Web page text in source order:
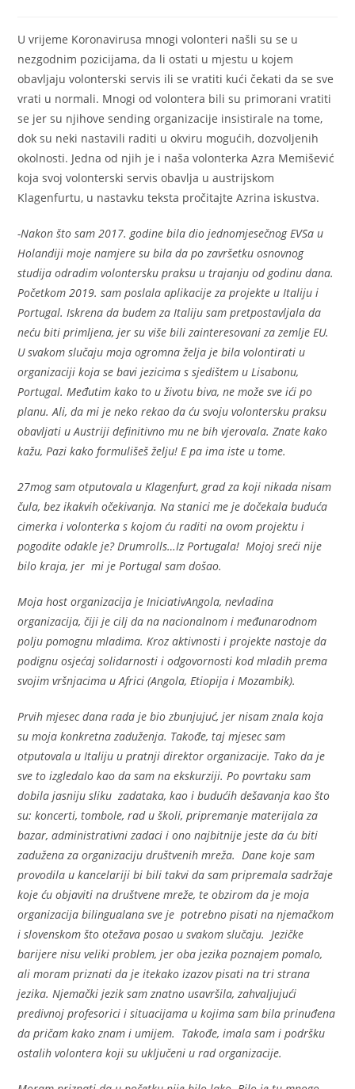
U vrijeme Koronavirusa mnogi volonteri našli su se u
nezgodnim pozicijama, da li ostati u mjestu u kojem
obavljaju volonterski servis ili se vratiti kući čekati da se sve
vrati u normali. Mnogi od volontera bili su primorani vratiti
se jer su njihove sending organizacije insistirale na tome,
dok su neki nastavili raditi u okviru mogućih, dozvoljenih
okolnosti. Jedna od njih je i naša volonterka Azra Memišević
koja svoj volonterski servis obavlja u austrijskom
Klagenfurtu, u nastavku teksta pročitajte Azrina iskustva.
-Nakon što sam 2017. godine bila dio jednomjesečnog EVSa u
Holandiji moje namjere su bila da po završetku osnovnog
studija odradim volontersku praksu u trajanju od godinu dana.
Početkom 2019. sam poslala aplikacije za projekte u Italiju i
Portugal. Iskrena da budem za Italiju sam pretpostavljala da
neću biti primljena, jer su više bili zainteresovani za zemlje EU.
U svakom slučaju moja ogromna želja je bila volontirati u
organizaciji koja se bavi jezicima s sjedištem u Lisabonu,
Portugal. Međutim kako to u životu biva, ne može sve ići po
planu. Ali, da mi je neko rekao da ću svoju volontersku praksu
obavljati u Austriji definitivno mu ne bih vjerovala. Znate kako
kažu, Pazi kako formulišeš želju! E pa ima iste u tome.
27mog sam otputovala u Klagenfurt, grad za koji nikada nisam
čula, bez ikakvih očekivanja. Na stanici me je dočekala buduća
cimerka i volonterka s kojom ću raditi na ovom projektu i
pogodite odakle je? Drumrolls…Iz Portugala! Mojoj sreći nije
bilo kraja, jer mi je Portugal sam došao.
Moja host organizacija je IniciativAngola, nevladina
organizacija, čiji je cilj da na nacionalnom i međunarodnom
polju pomognu mladima. Kroz aktivnosti i projekte nastoje da
podignu osjećaj solidarnosti i odgovornosti kod mladih prema
svojim vršnjacima u Africi (Angola, Etiopija i Mozambik).
Prvih mjesec dana rada je bio zbunjujuć, jer nisam znala koja
su moja konkretna zaduženja. Takođe, taj mjesec sam
otputovala u Italiju u pratnji direktor organizacije. Tako da je
sve to izgledalo kao da sam na ekskurziji. Po povrtaku sam
dobila jasniju sliku zadataka, kao i budućih dešavanja kao što
su: koncerti, tombole, rad u školi, pripremanje materijala za
bazar, administrativni zadaci i ono najbitnije jeste da ću biti
zadužena za organizaciju društvenih mreža. Dane koje sam
provodila u kancelariji bi bili takvi da sam pripremala sadržaje
koje ću objaviti na društvene mreže, te obzirom da je moja
organizacija bilingualana sve je potrebno pisati na njemačkom
i slovenskom što otežava posao u svakom slučaju. Jezičke
barijere nisu veliki problem, jer oba jezika poznajem pomalo,
ali moram priznati da je itekako izazov pisati na tri strana
jezika. Njemački jezik sam znatno usavršila, zahvaljujući
predivnoj profesorici i situacijama u kojima sam bila prinuđena
da pričam kako znam i umijem. Takođe, imala sam i podršku
ostalih volontera koji su uključeni u rad organizacije.